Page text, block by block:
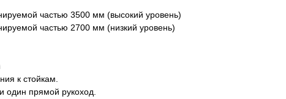
частью 3500 мм (высокий уровень)
частью 2700 мм (низкий уровень)
к стойкам.
один прямой рукоход.